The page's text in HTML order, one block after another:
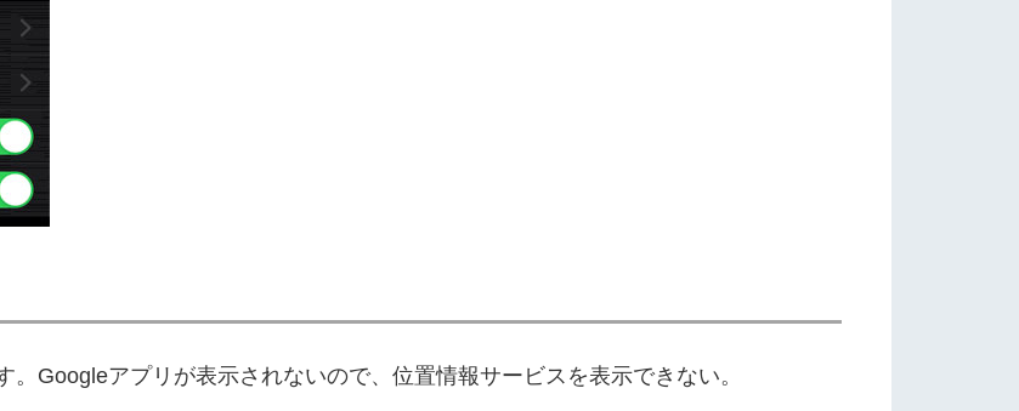
Googleアプリが表示されないので、位置情報サービスを表示できない。